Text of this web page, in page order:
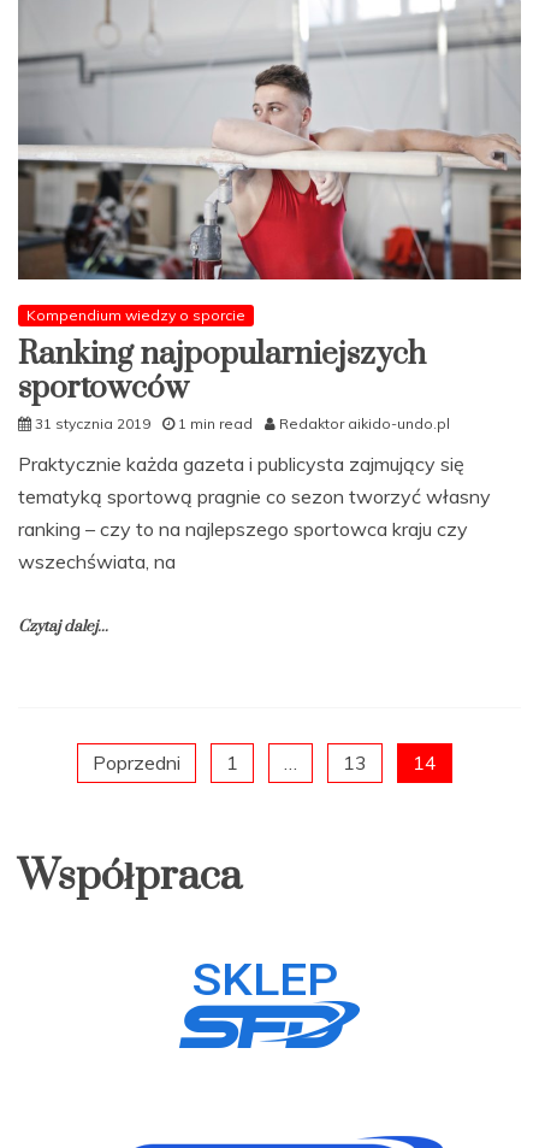
Kompendium wiedzy o sporcie
Ranking najpopularniejszych
sportowców
31 stycznia 2019 1 min read Redaktor aikido-undo.pl
Praktycznie każda gazeta i publicysta zajmujący się
tematyką sportową pragnie co sezon tworzyć własny
ranking – czy to na najlepszego sportowca kraju czy
wszechświata, na
Czytaj dalej...
Nawigacja
wpisach
Poprzedni 1 13 14
Współpraca